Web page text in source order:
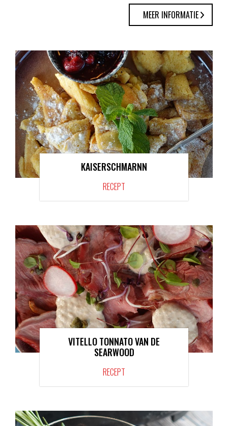
MEER INFORMATIE
KAISERSCHMARNN
RECEPT
VITELLO TONNATO VAN DE
SEARWOOD
RECEPT